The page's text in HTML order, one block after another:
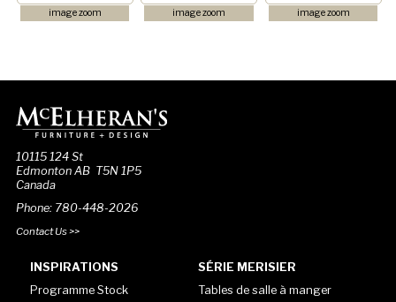
image zoom image zoom image zoom
10115 124 St
Edmonton AB T5N 1P5
Canada
Phone: 780-448-2026
Contact Us >>
INSPIRATIONS
Programme Stock
SÉRIE MERISIER
Tables de salle à manger